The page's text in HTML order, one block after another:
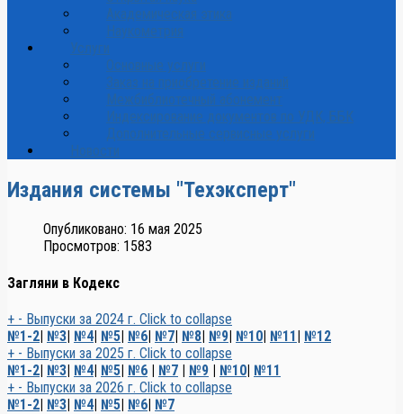
Академическая этика
Наукометрия
Услуги
Основные услуги
Заказ на приобретение изданий
Межбиблиотечный абонемент
Индексирование документов по УДК, ББК
Дополнительные сервисные услуги
Новости
Издания системы "Техэксперт"
Опубликовано: 16 мая 2025
Просмотров: 1583
Загляни в Кодекс
+ - Выпуски за 2024 г. Click to collapse
№1-2| №3| №4| №5| №6| №7| №8| №9| №10| №11| №12
+ - Выпуски за 2025 г. Click to collapse
№1-2| №3| №4| №5| №6 | №7 | №9 | №10| №11
+ - Выпуски за 2026 г. Click to collapse
№1-2| №3| №4| №5| №6| №7